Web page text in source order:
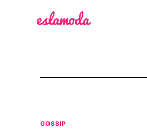
GOSSIP